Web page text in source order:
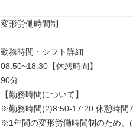
変形労働時間制
勤務時間・シフト詳細
08:50~18:30【休憩時間】
90分
【勤務時間について】
※勤務時間(2)8:50-17:20 休憩時間
※1年間の変形労働時間制のため、